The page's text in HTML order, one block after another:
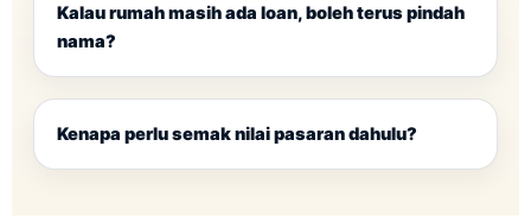
Kalau rumah masih ada loan, boleh terus pindah
nama?
Kenapa perlu semak nilai pasaran dahulu?